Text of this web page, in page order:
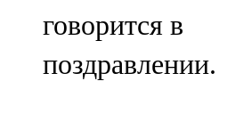
говорится в
поздравлении.